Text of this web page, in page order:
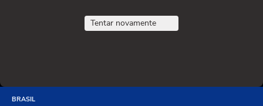
Tentar novamente
BRASIL